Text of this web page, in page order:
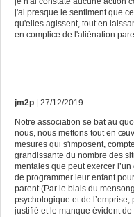
j'ai presque le sentiment que
qu'elles agissent, tout en
en complice de l'aliénation
jm2p | 27/12/2019
Notre association se bat au
nous, nous mettons tout en
mesures qui s'imposent,
grandissante du nombre des
mentales que peut exercer
de programmer leur enfant
parent (Par le biais du
psychologique et de
justifié et le manque évident